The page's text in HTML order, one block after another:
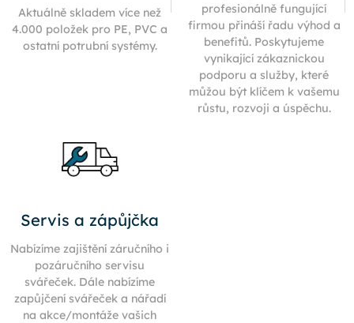
Aktuálně skladem více než
4.000 položek pro PE, PVC a
ostatní potrubní systémy.
profesionálně fungující
firmou přináší řadu výhod a
benefitů. Poskytujeme
vynikající zákaznickou
podporu a služby, které
můžou být klíčem k vašemu
růstu, rozvoji a úspěchu.
Servis a zápůjčka
Nabízíme zajištění záručního i
pozáručního servisu
svářeček. Dále nabízíme
zapůjčení svářeček a nářadí
na akce/montáže vašich